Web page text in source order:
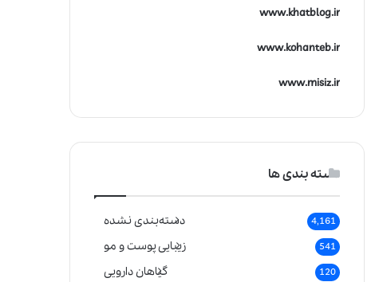
www.khatblog.ir
www.kohanteb.ir
www.misiz.ir
دسته بندی ها
دسته‌بندی نشده 4,161
زیبایی پوست و مو 541
گیاهان دارویی 120